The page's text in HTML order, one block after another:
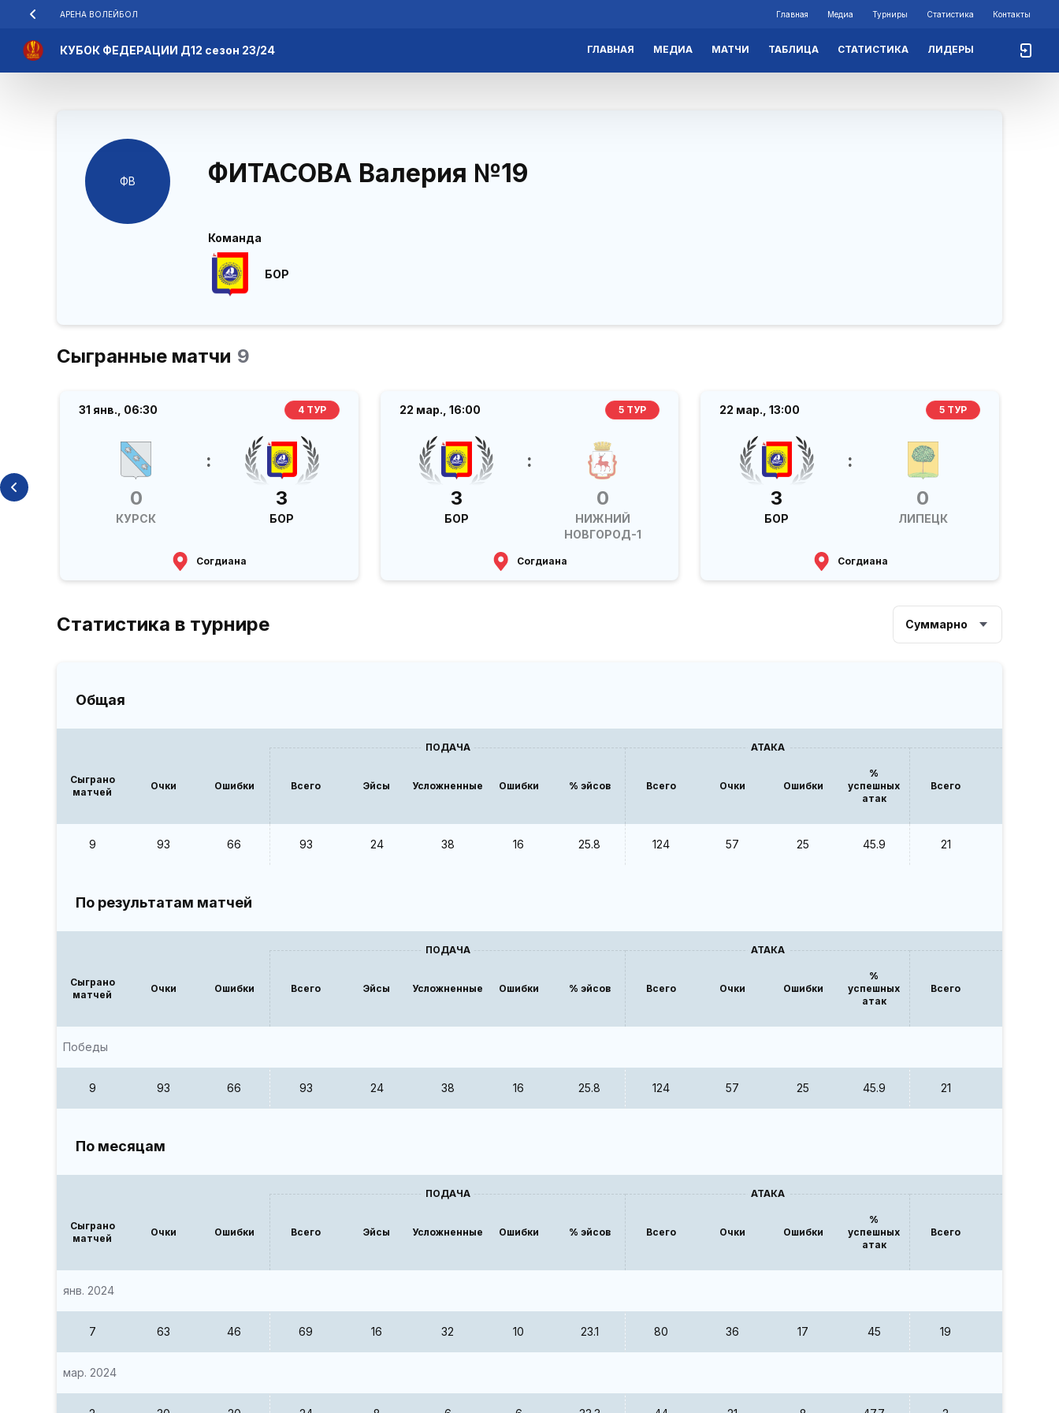
АРЕНА ВОЛЕЙБОЛ Главная Медиа Турниры Статистика Контакты
КУБОК ФЕДЕРАЦИИ Д12 сезон 23/24 ГЛАВНАЯ МЕДИА МАТЧИ ТАБЛИЦА СТАТИСТИКА ЛИДЕРЫ
ФВ ФИТАСОВА Валерия №19
Команда
БОР
Сыгранные матчи 9
31 янв., 06:30 4 ТУР
0
КУРСК
:
3
БОР
Согдиана
22 мар., 16:00 5 ТУР
3
БОР
:
0
НИЖНИЙ
НОВГОРОД-1
Согдиана
22 мар.,13:00 5 ТУР
3
БОР
:
0
ЛИПЕЦК
Согдиана
Статистика в турнире Суммарно
Общая
Сыграно
матчей
Очки Ошибки
ПОДАЧА
Всего Эйсы Усложненные Ошибки % эйсов
АТАКА
Всего Очки Ошибки
%
успешных
атак
Всего
9 93 66 93 24 38 16 25.8 124 57 25 45.9 21
По результатам матчей
Сыграно
матчей
Очки Ошибки
ПОДАЧА
Всего Эйсы Усложненные Ошибки % эйсов
АТАКА
Всего Очки Ошибки
%
успешных
атак
Всего
Победы
9 93 66 93 24 38 16 25.8 124 57 25 45.9 21
По месяцам
Сыграно
матчей
Очки Ошибки
ПОДАЧА
Всего Эйсы Усложненные Ошибки % эйсов
АТАКА
Всего Очки Ошибки
%
успешных
атак
Всего
янв. 2024
7 63 46 69 16 32 10 23.1 80 36 17 45 19
мар. 2024